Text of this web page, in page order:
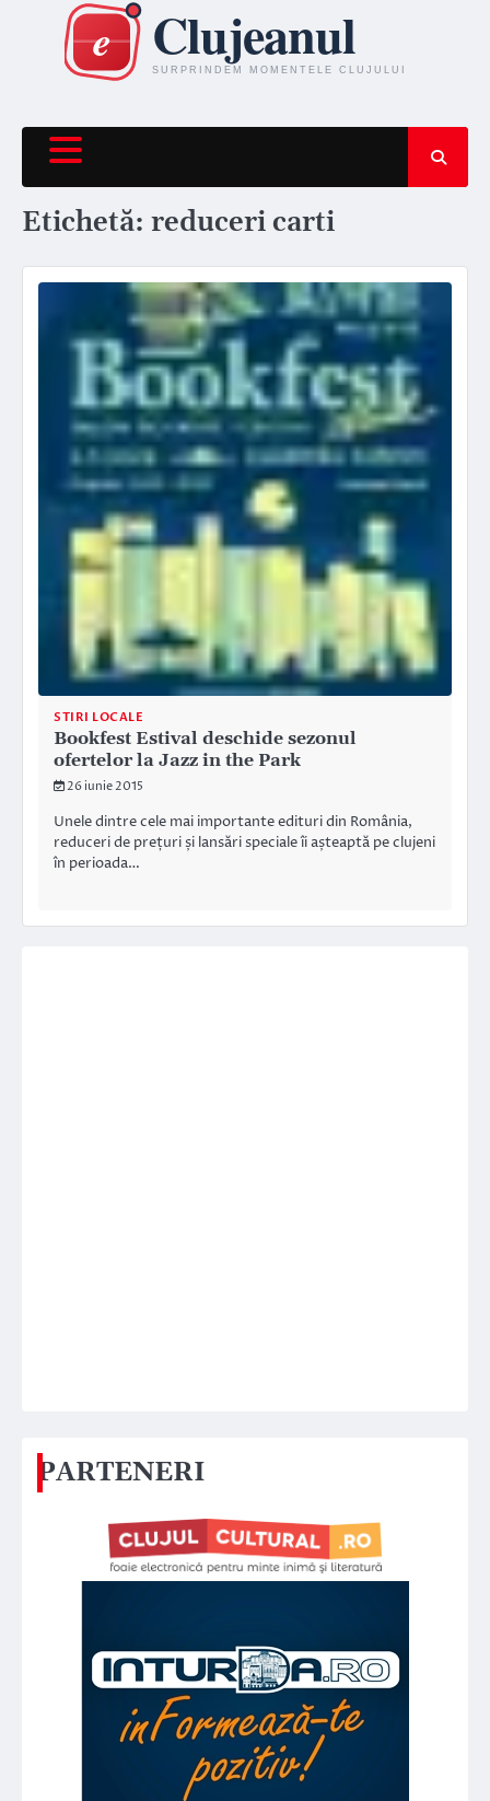
content
Etichetă: reduceri carti
STIRI LOCALE
Bookfest Estival deschide sezonul
ofertelor la Jazz in the Park
26 iunie 2015
Unele dintre cele mai importante edituri din România,
reduceri de prețuri și lansări speciale îi așteaptă pe clujeni
în perioada…
PARTENERI